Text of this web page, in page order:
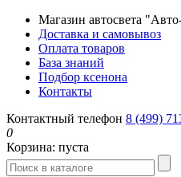
Магазин автосвета
Доставка и самовывоз
Оплата товаров
База знаний
Подбор ксенона
Контакты
Контактный телефон 8 (499)
0
Корзина: пуста